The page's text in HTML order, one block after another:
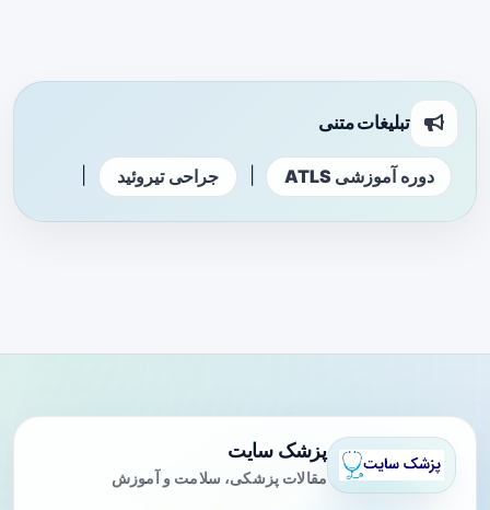
تبلیغات متنی
دوره آموزشی ATLS جراحی تیروئید
پزشک سایت
مقالات پزشکی، سلامت و آموزش